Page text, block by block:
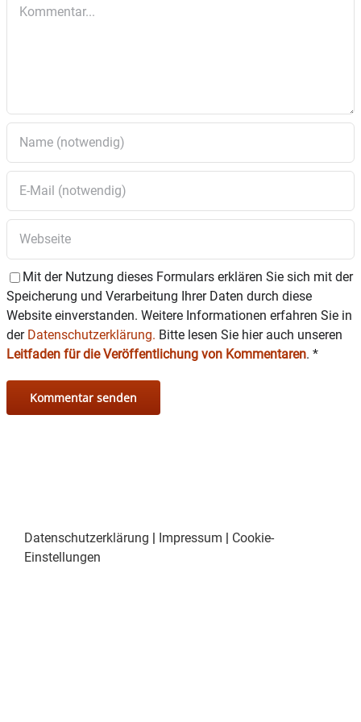
Wasserburger Stadtbild und wird nun zum
eine einmalige Atmosphäre erschaffen. Der
Innenhof der Burg Maria Stern wird
dankenswerterweise von dem Unternehmen
öffentlichen Publikum zugänglich gemacht.
Mit der Nutzung dieses Formulars erklären Sie sich mit der
Speicherung und Verarbeitung Ihrer Daten durch diese
Website einverstanden. Weitere Informationen erfahren Sie in
der Datenschutzerklärung. Bitte lesen Sie hier auch unseren
Leitfaden für die Veröffentlichung von Kommentaren. *
Datenschutzerklärung | Impressum | Cookie-
Einstellungen